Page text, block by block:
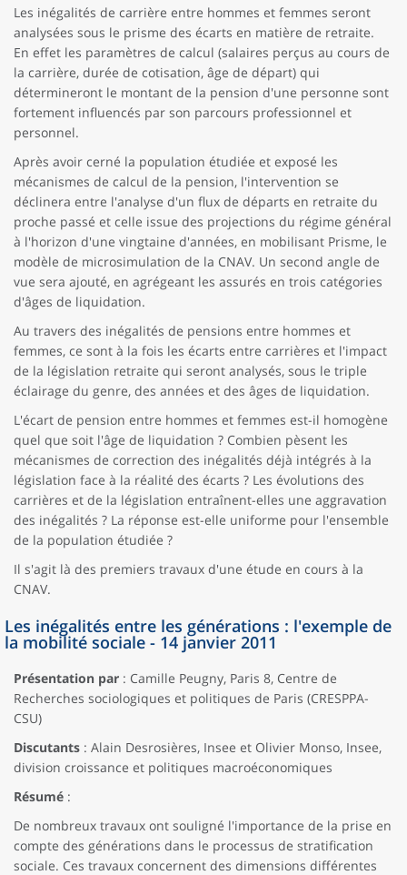
Les inégalités de carrière entre hommes et femmes seront
analysées sous le prisme des écarts en matière de retraite.
En effet les paramètres de calcul (salaires perçus au cours de
la carrière, durée de cotisation, âge de départ) qui
détermineront le montant de la pension d'une personne sont
fortement influencés par son parcours professionnel et
personnel.
Après avoir cerné la population étudiée et exposé les
mécanismes de calcul de la pension, l'intervention se
déclinera entre l'analyse d'un flux de départs en retraite du
proche passé et celle issue des projections du régime général
à l'horizon d'une vingtaine d'années, en mobilisant Prisme, le
modèle de microsimulation de la CNAV. Un second angle de
vue sera ajouté, en agrégeant les assurés en trois catégories
d'âges de liquidation.
Au travers des inégalités de pensions entre hommes et
femmes, ce sont à la fois les écarts entre carrières et l'impact
de la législation retraite qui seront analysés, sous le triple
éclairage du genre, des années et des âges de liquidation.
L'écart de pension entre hommes et femmes est-il homogène
quel que soit l'âge de liquidation ? Combien pèsent les
mécanismes de correction des inégalités déjà intégrés à la
législation face à la réalité des écarts ? Les évolutions des
carrières et de la législation entraînent-elles une aggravation
des inégalités ? La réponse est-elle uniforme pour l'ensemble
de la population étudiée ?
Il s'agit là des premiers travaux d'une étude en cours à la
CNAV.
Les inégalités entre les générations : l'exemple de
la mobilité sociale - 14 janvier 2011
Présentation par : Camille Peugny, Paris 8, Centre de
Recherches sociologiques et politiques de Paris (CRESPPA-
CSU)
Discutants : Alain Desrosières, Insee et Olivier Monso, Insee,
division croissance et politiques macroéconomiques
Résumé :
De nombreux travaux ont souligné l'importance de la prise en
compte des générations dans le processus de stratification
sociale. Ces travaux concernent des dimensions différentes